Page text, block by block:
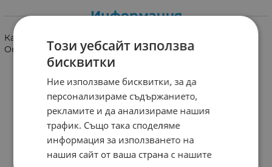
Информация
Кабел 3.5mm. стерео жак/ 3.5mm. стерео гнездо 5m.
Опаковка 10бр.Този уебсайт използва
бисквитки
Ние използваме бисквитки, за да
персонализираме съдържанието,
рекламите и да анализираме нашия
трафик. Също така споделяме
информация за използването на
нашия сайт от ваша страна с нашите